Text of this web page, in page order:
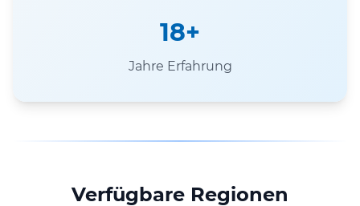
18+
Jahre Erfahrung
Verfügbare Regionen